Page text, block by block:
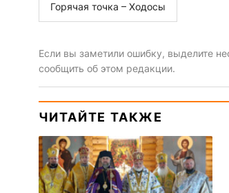
Горячая точка – Ходосы
Если вы заметили ошибку, выделите
сообщить об этом редакции.
ЧИТАЙТЕ ТАКЖЕ